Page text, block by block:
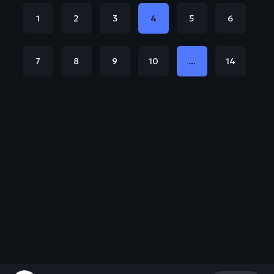
1 2 3 4 5 6
7 8 9 10 ... 14